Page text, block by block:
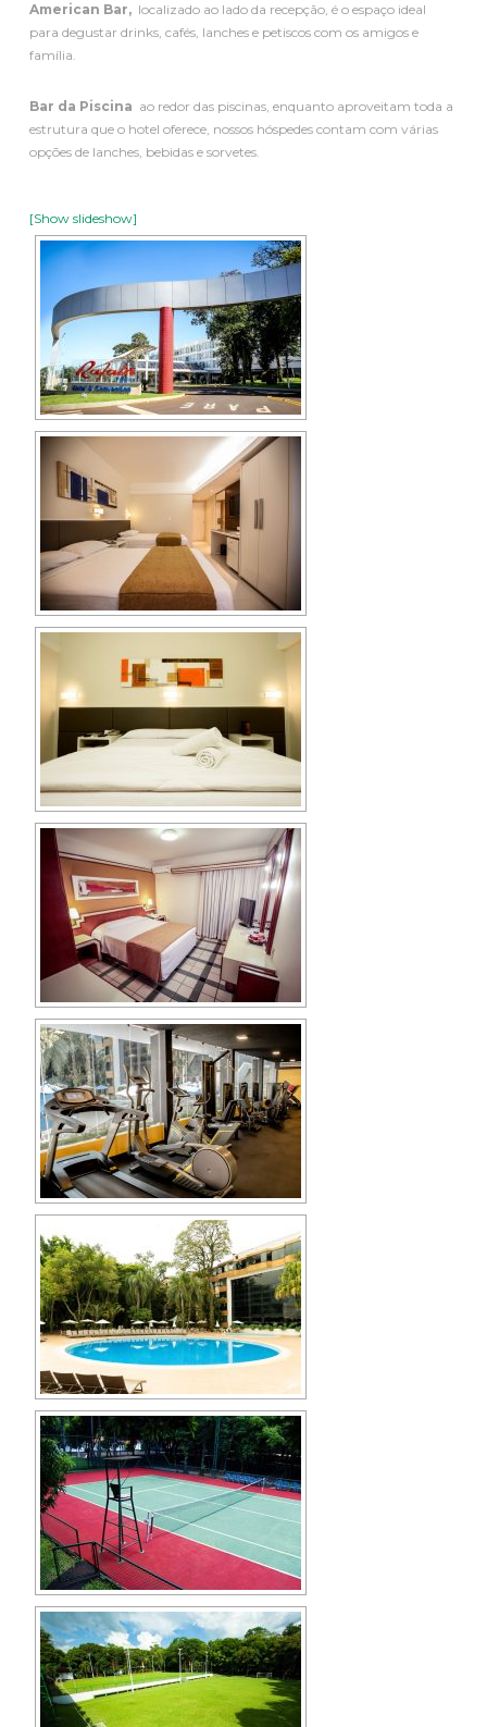
American Bar,localizado ao lado da recepção, é o espaço ideal
para degustar drinks, cafés, lanches e petiscos com os amigos e
família.
Bar da Piscina ao redor das piscinas, enquanto aproveitam toda a
estrutura que o hotel oferece, nossos hóspedes contam com várias
opções de lanches, bebidas e sorvetes.
[Show slideshow]